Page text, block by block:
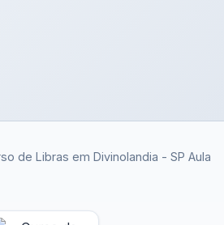
de Libras em Divinolandia - SP Aula